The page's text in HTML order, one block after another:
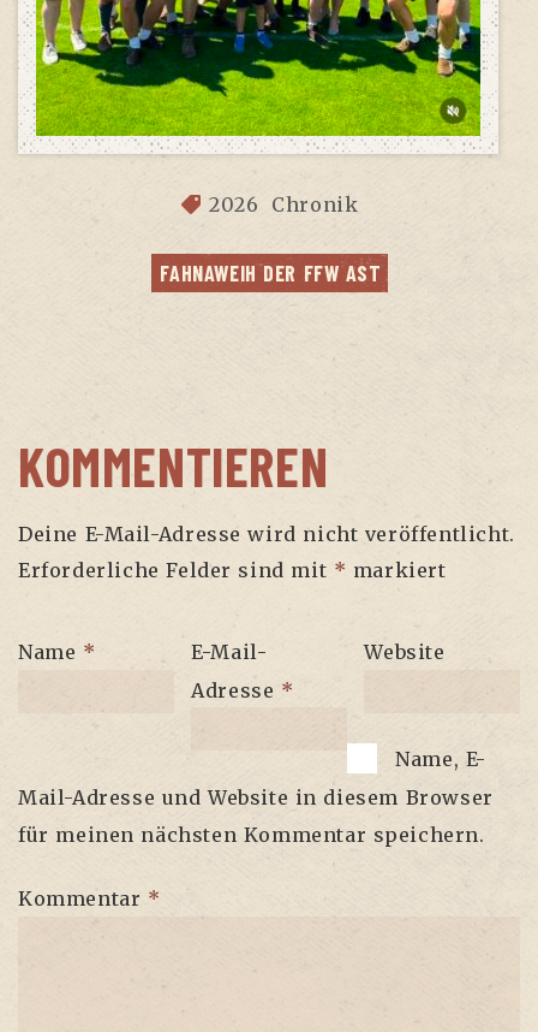
2026 Chronik
FAHN­AWEIH DER FFW AST
KOMMENTIEREN
Deine E-Mail-Adresse wird nicht veröffentlicht.
Erforderliche Felder sind mit * markiert
Name *
E-Mail-
Adresse *
Website
Name, E-
Mail-Adresse und Website in diesem Browser
für meinen nächsten Kommentar speichern.
Kommentar *